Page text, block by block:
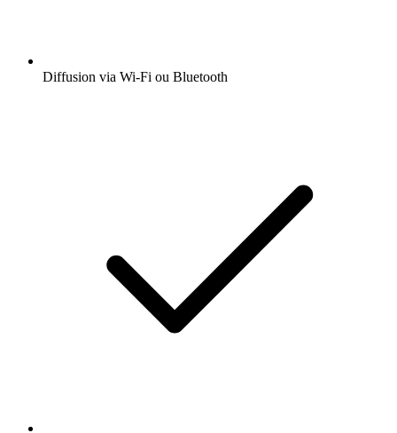
Diffusion via Wi-Fi ou Bluetooth